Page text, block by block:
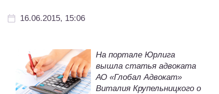
16.06.2015, 15:06
На портале Юрлига
вышла статья адвоката
АО «Глобал Адвокат»
Виталия Крупельницкого о